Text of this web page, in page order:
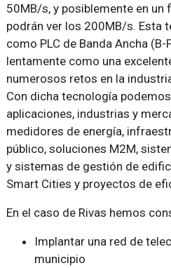
50MB/s, y posiblemente en
podrán ver los 200MB/s. Esta
como PLC de Banda Ancha
lentamente como una
numerosos retos en la
Con dicha tecnología
aplicaciones, industrias y
medidores de energía,
público, soluciones M2M,
y sistemas de gestión de
Smart Cities y proyectos de
En el caso de Rivas hemos
Implantar una red de
municipio